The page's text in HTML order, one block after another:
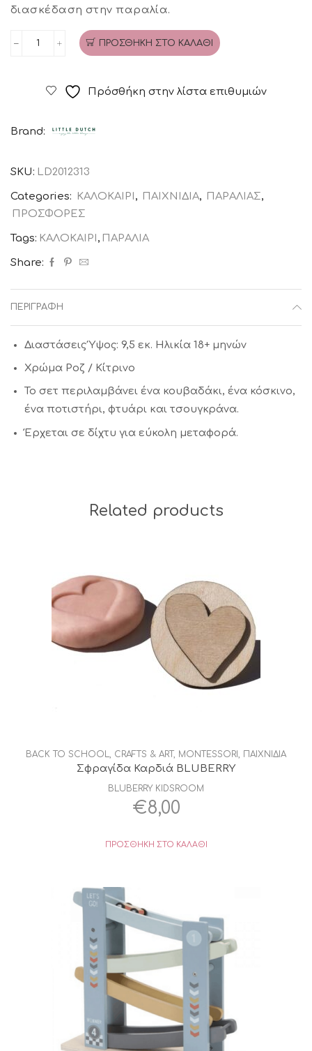
διασκέδαση στην παραλία.
παραλίας
Ροζ
DUTCH
ποσότητα
ΠΡΟΣΘΉΚΗ ΣΤΟ ΚΑΛΆΘΙ
Πρόσθήκη στην λίστα επιθυμιών
Brand:
SKU: LD2012313
Categories: ΚΑΛΟΚΑΙΡΙ , ΠΑΙΧΝΙΔΙΑ, ΠΑΡΑΛΙΑΣ,
ΠΡΟΣΦΟΡΕΣ
Tags: ΚΑΛΟΚΑΙΡΙ , ΠΑΡΑΛΙΑ
Share:
ΠΕΡΙΓΡΑΦΉ
Διαστάσεις Ύψος: 9,5 εκ. Ηλικία 18+ μηνών
Χρώμα Ροζ / Κίτρινο
Το σετ περιλαμβάνει ένα κουβαδάκι, ένα κόσκινο,
ένα ποτιστήρι, φτυάρι και τσουγκράνα.
Έρχεται σε δίχτυ για εύκολη μεταφορά.
Related products
BACK TO SCHOOL, CRAFTS & ART , MONTESSORI , ΠΑΙΧΝΙΔΙΑ
Σφραγίδα Καρδιά BLUBERRY
BLUBERRY KIDSROOM
€8,00
ΠΡΟΣΘΉΚΗ ΣΤΟ ΚΑΛΆΘΙ